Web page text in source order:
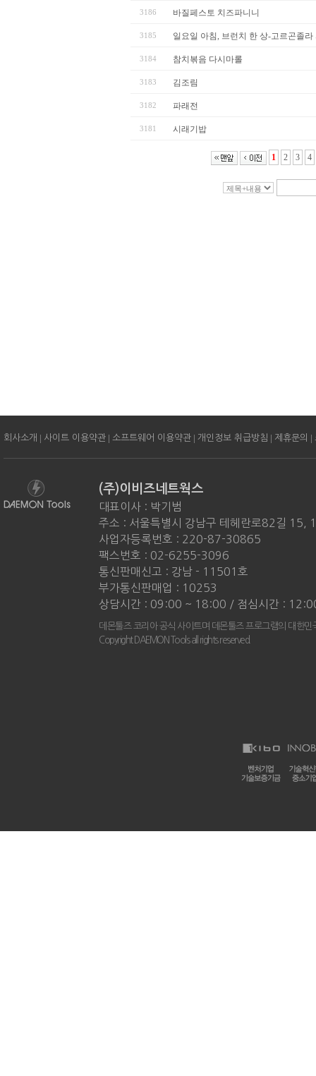
3186 바질페스토 치즈파니니
3185 일요일 아침, 브런치 한 상-고르곤졸라
3184 참치볶음 다시마롤
3183 김조림
3182 파래전
3181 시래기밥
1 2 3 4
회사소개 | 사이트 이용약관 | 소프트웨어 이용약관 | 개인정보 취급방침 | 제휴문의 |
(주)이비즈네트웍스
대표이사 : 박기범
주소 : 서울특별시 강남구 테헤란로82길 15,
사업자등록번호 : 220-87-30865
팩스번호 : 02-6255-3096
통신판매신고 : 강남 - 11501호
부가통신판매업 : 10253
상담시간 : 09:00 ~ 18:00 / 점심시간 :
데몬툴즈 코리아 공식 사이트며 데몬툴즈 프로그램의 대한
Copyright DAEMON Tools all rights reserved.